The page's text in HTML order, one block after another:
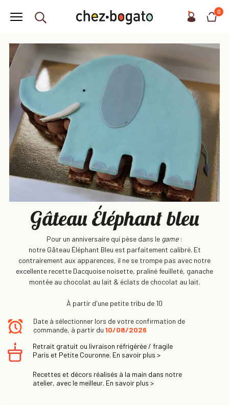
0
Gâteau Éléphant bleu
Pour un anniversaire qui pèse dans le game:
notre Gâteau Éléphant Bleu est parfaitement calibré. Et
contrairement aux apparences, il ne se trompe pas avec notre
excellente recette Dacquoise noisette, praliné feuilleté, ganache
montée au chocolat au lait & éclats de chocolat au lait.
À partir d'une petite tribu de 10
Date à sélectionner lors de votre confirmation de
commande, à partir du 10/08/2026
Retrait gratuit ou livraison réfrigérée / fragile
Paris et Petite Couronne. En savoir plus >
Recettes et décors réalisés à la main dans notre
atelier, avec le meilleur. En savoir plus >